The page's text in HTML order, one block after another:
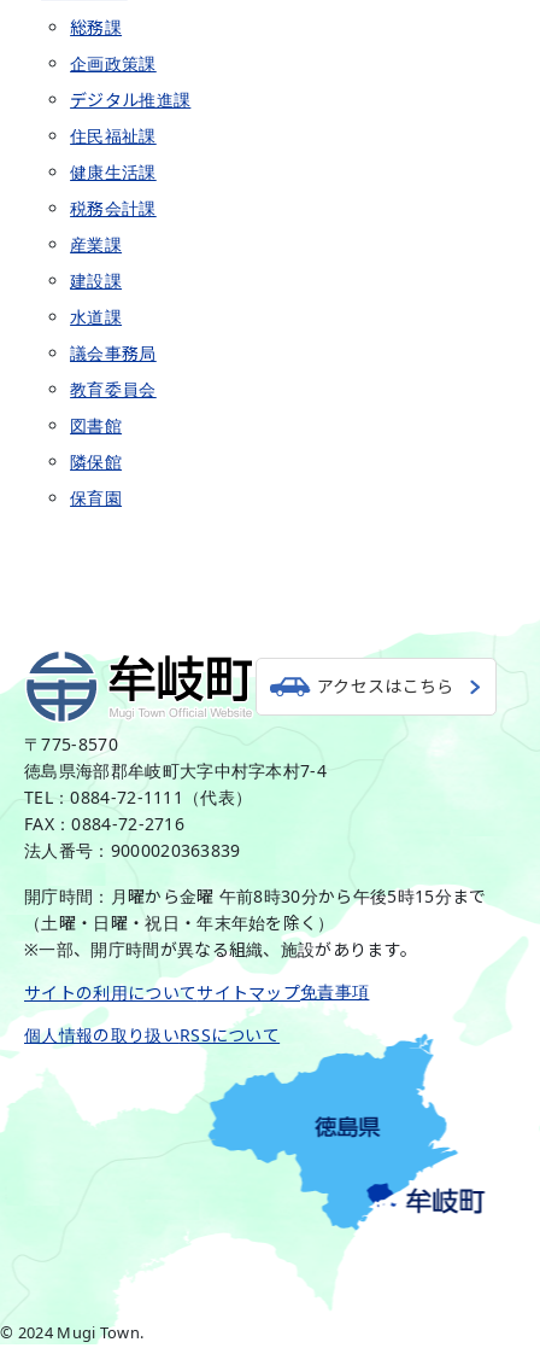
総務課
企画政策課
デジタル推進課
住民福祉課
健康生活課
税務会計課
産業課
建設課
水道課
議会事務局
教育委員会
図書館
隣保館
保育園
アクセスはこちら
〒775-8570
徳島県海部郡牟岐町大字中村字本村7-4
TEL：0884-72-1111（代表）
FAX：0884-72-2716
法人番号：9000020363839
開庁時間：月曜から金曜 午前8時30分から午後5時15分まで
（土曜・日曜・祝日・年末年始を除く）
※一部、開庁時間が異なる組織、施設があります。
サイトの利用についてサイトマップ免責事項
個人情報の取り扱いRSSについて
© 2024 Mugi Town.